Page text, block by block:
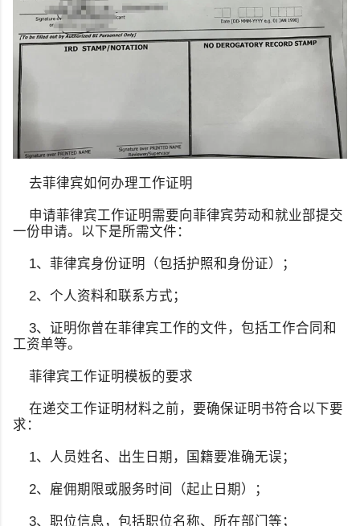
去菲律宾如何办理工作证明
申请菲律宾工作证明需要向菲律宾劳动和就业部提交
一份申请。以下是所需文件：
1、菲律宾身份证明（包括护照和身份证）；
2、个人资料和联系方式；
3、证明你曾在菲律宾工作的文件，包括工作合同和
工资单等。
菲律宾工作证明模板的要求
在递交工作证明材料之前，要确保证明书符合以下要
求：
1、人员姓名、出生日期，国籍要准确无误；
2、雇佣期限或服务时间（起止日期）；
3、职位信息，包括职位名称、所在部门等；